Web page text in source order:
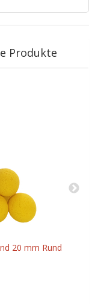
Produkte
20 mm Rund